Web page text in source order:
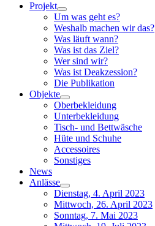
Projekt
Um was geht es?
Weshalb machen wir das?
Was läuft wann?
Was ist das Ziel?
Wer sind wir?
Was ist Deakzession?
Die Publikation
Objekte
Oberbekleidung
Unterbekleidung
Tisch- und Bettwäsche
Hüte und Schuhe
Accessoires
Sonstiges
News
Anlässe
Dienstag, 4. April 2023
Mittwoch, 26. April 2023
Sonntag, 7. Mai 2023